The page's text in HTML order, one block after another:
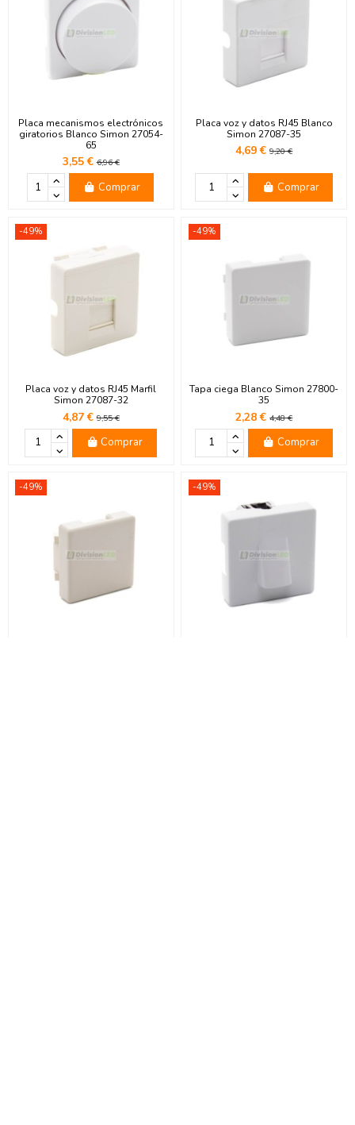
Placa mecanismos electrónicos
giratorios Blanco Simon 27054-
65
3,55 €6,96 €
Comprar
Placa voz y datos RJ45 Blanco
Simon 27087-35
4,69 €9,20 €
Comprar
-49%
Placa voz y datos RJ45 Marfil
Simon 27087-32
4,87 €9,55 €
Comprar
-49%
Tapa ciega Blanco Simon 27800-
35
2,28 €4,48 €
Comprar
-49% -49%